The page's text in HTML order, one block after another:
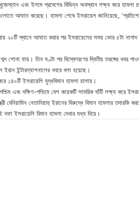
এবং ইলাম প্রদেশের বিভিন্ন অবস্থান লক্ষ্য করে হামলা
আঘাত করেছে। হামলা শেষে ইসরায়েল জানিয়েছে,
২০টি স্থানে আঘাত করার পর ইসরায়েলের সময় ভোর ৫টা নাগাদ
শোনা যায়। তিন ঘণ্টা পর বিস্ফোরণের দ্বিতীয় তরঙ্গের খবর
ইন্টারন্যাশনালের খবরে বলা হয়েছে।
ইসরায়েলি যুদ্ধবিমান হামলা চালায়।
এবং দক্ষিণ-পশ্চিমে বেশ কয়েকটি সামরিক ঘাঁটি লক্ষ্য করে
নেতানিয়াহু ইরানের বিরুদ্ধে বিমান হামলার তদারকি
ইসরায়েলি বিমান হামলা দেখার মধ্য দিয়ে।